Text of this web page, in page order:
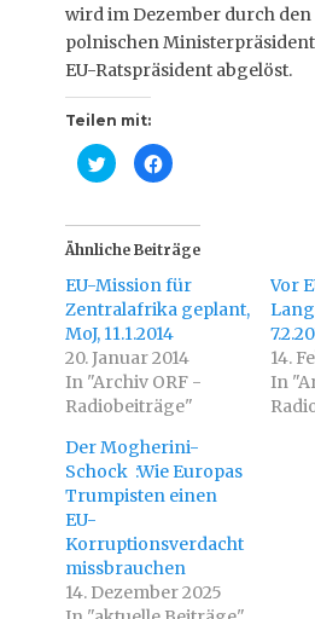
wird im Dezember durch
polnischen
EU-Ratspräsident abgelöst.
Teilen mit:
K
l
,
u
m
ü
b
e
r
T
i
t
t
e
u
t
e
i
l
n
(
W
i
r
d
K
l
,
u
m
a
u
f
F
a
c
e
b
o
o
k
u
t
e
l
n
(
W
i
r
d
Ähnliche Beiträge
EU-Mission für
Zentralafrika geplant,
MoJ, 11.1.2014
20. Januar 2014
In "Archiv ORF -
Radiobeiträge"
Vor
14.
In
Der Mogherini-
Schock :Wie Europas
Trumpisten einen
EU-
Korruptionsverdacht
missbrauchen
14. Dezember 2025